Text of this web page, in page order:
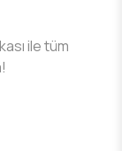
ile tüm